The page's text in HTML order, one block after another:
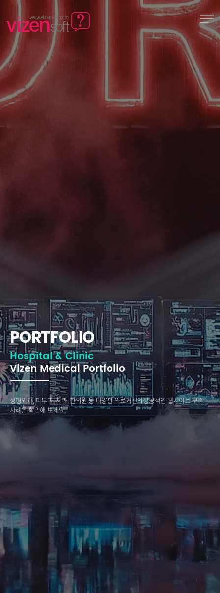
PORTFOLIO
Hospital & Clinic
Vizen Medical Portfolio
성형외과, 피부과, 치과, 한의원 등 다양한 의료기관의성공적인 웹사이트 구축
사례를 확인해 보세요.